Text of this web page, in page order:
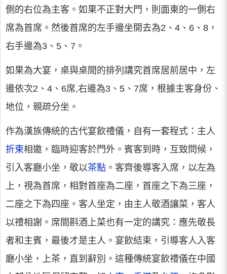
側的右位為主客。如果不正對大門，則面東的一側右
席為首席。然後首席的左手邊坐開去為2、4、6、8，
右手邊為3、5、7。
如果為大宴，桌與桌間的排列講究首席居前居中，左
邊依次2、4、6席,右邊為3、5、7席，根據主客身份、
地位，親疏分坐。
作為漢族傳統的古代宴飲禮儀，自有一套程式：主人
折柬相邀，臨時迎客於門外。賓客到時，互致問候，
引入客廳小坐，敬以茶點 。客齊後導客入席，以左為
上，視為首席，相對首座為二座，首座之下為三座，
二座之下為四座。客人坐定，由主人敬酒讓菜，客人
以禮相謝。席間斟酒上菜也有一定的講究：應先敬長
者和主賓，最後才是主人。宴飲結束，引導客人入客
廳小坐，上茶，直到辭別。這種傳統宴飲禮儀在中國